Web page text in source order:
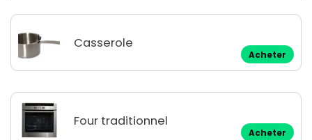
Casserole
Acheter
Four traditionnel
Acheter